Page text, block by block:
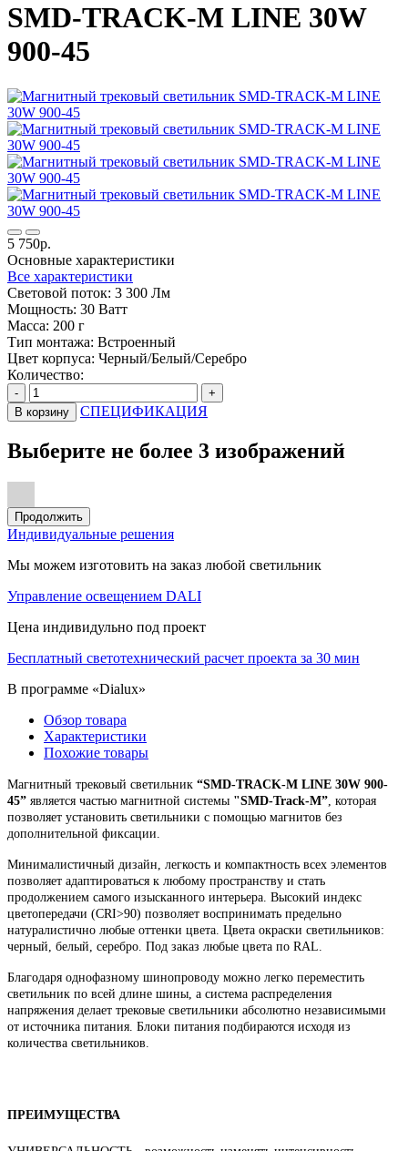
SMD-TRACK-M LINE 30W
900-45
5 750р.
Основные характеристики
Все характеристики
Световой поток: 3 300 Лм
Мощность: 30 Ватт
Масса: 200 г
Тип монтажа: Встроенный
Цвет корпуса: Черный/Белый/Серебро
Количество:
-
+
В корзину
СПЕЦИФИКАЦИЯ
Выберите не более 3 изображений
Продолжить
Индивидуальные решения
Мы можем изготовить на заказ любой светильник
Управление освещением DALI
Цена индивидульно под проект
Бесплатный светотехнический расчет проекта за 30 мин
В программе «Dialux»
Обзор товара
Характеристики
Похожие товары
Магнитный трековый светильник “SMD-TRACK-M LINE 30W 900-
45” является частью магнитной системы "SMD-Track-M”, которая
позволяет установить светильники с помощью магнитов без
дополнительной фиксации.
Минималистичный дизайн, легкость и компактность всех элементов
позволяет адаптироваться к любому пространству и стать
продолжением самого изысканного интерьера. Высокий индекс
цветопередачи (CRI>90) позволяет воспринимать предельно
натуралистично любые оттенки цвета. Цвета окраски светильников:
черный, белый, серебро. Под заказ любые цвета по RAL.
Благодаря однофазному шинопроводу можно легко переместить
светильник по всей длине шины, а система распределения
напряжения делает трековые светильники абсолютно независимыми
от источника питания. Блоки питания подбираются исходя из
количества светильников.
ПРЕИМУЩЕСТВА